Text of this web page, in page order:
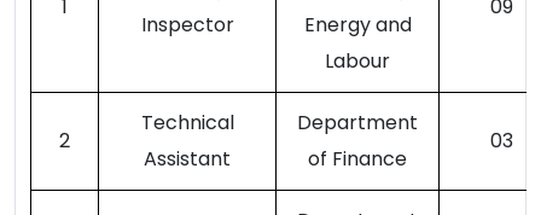
1
Inspector
Energy and
Labour
09
2
Technical
Assistant
Department
of Finance
03